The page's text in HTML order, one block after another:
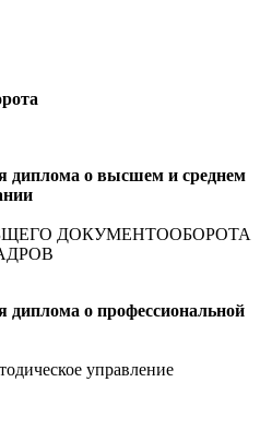
диплома о высшем и среднем
ДОКУМЕНТООБОРОТА
диплома о профессиональной
управление